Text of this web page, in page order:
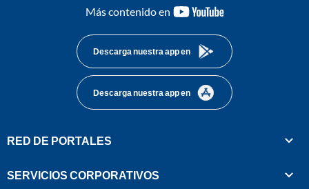
Más contenido en
youtube-
Descarga nuestra app en
Descarga nuestra app en
RED DE PORTALES
SERVICIOS CORPORATIVOS